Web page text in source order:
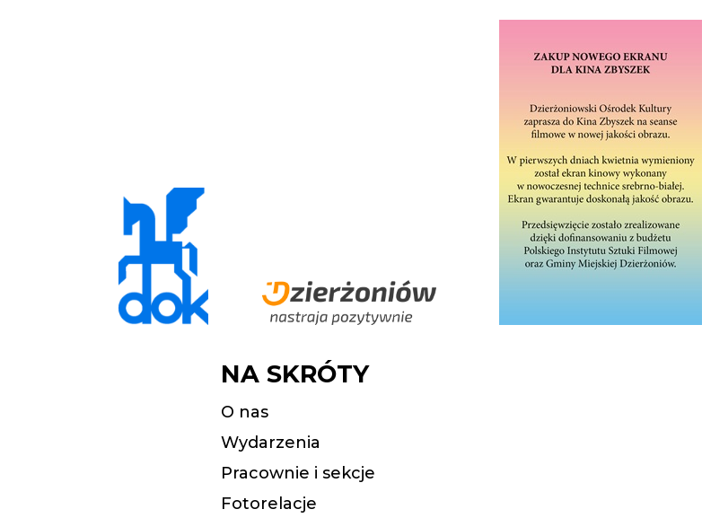
NA SKRÓTY
O nas
Wydarzenia
Pracownie i sekcje
Fotorelacje